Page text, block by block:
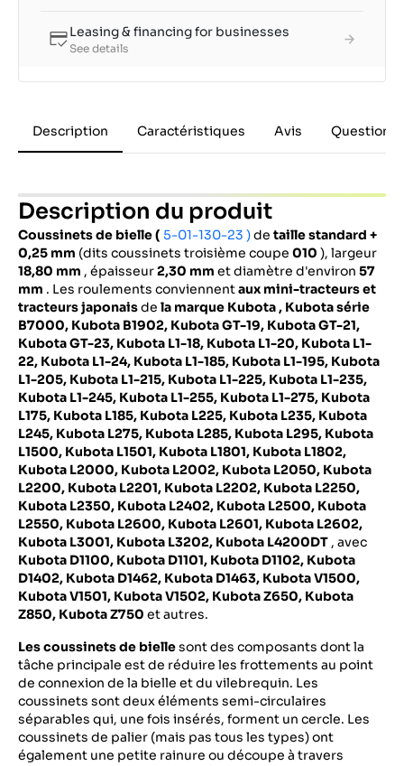
Leasing & financing for businesses
See details
Description Caractéristiques Avis Questions
Description du produit
Coussinets de bielle (5-01-130-23 )de taille standard +
0,25 mm (dits coussinets troisième coupe 010 ), largeur
18,80 mm , épaisseur2,30 mm et diamètre d'environ 57
mm . Les roulements conviennentaux mini-tracteurs et
tracteurs japonaisde la marque Kubota, Kubota série
B7000, Kubota B1902, Kubota GT-19, Kubota GT-21,
Kubota GT-23, Kubota L1-18, Kubota L1-20, Kubota L1-
22, Kubota L1-24, Kubota L1-185, Kubota L1-195, Kubota
L1-205, Kubota L1-215, Kubota L1-225, Kubota L1-235,
Kubota L1-245, Kubota L1-255, Kubota L1-275, Kubota
L175, Kubota L185, Kubota L225, Kubota L235, Kubota
L245, Kubota L275, Kubota L285, Kubota L295, Kubota
L1500, Kubota L1501, Kubota L1801, Kubota L1802,
Kubota L2000, Kubota L2002, Kubota L2050, Kubota
L2200, Kubota L2201, Kubota L2202, Kubota L2250,
Kubota L2350, Kubota L2402, Kubota L2500, Kubota
L2550, Kubota L2600, Kubota L2601, Kubota L2602,
Kubota L3001, Kubota L3202, Kubota L4200DT , avec
Kubota D1100, Kubota D1101, Kubota D1102, Kubota
D1402, Kubota D1462, Kubota D1463, KubotaV1500,
Kubota V1501, Kubota V1502, Kubota Z650, Kubota
Z850, Kubota Z750 et autres.
Les coussinets de biellesont des composants dont la
tâche principale est de réduire les frottements au point
de connexion de la bielle et du vilebrequin. Les
coussinets sont deux éléments semi-circulaires
séparables qui, une fois insérés, forment un cercle. Les
coussinets de palier (mais pas tous les types) ont
également une petite rainure ou découpe à travers